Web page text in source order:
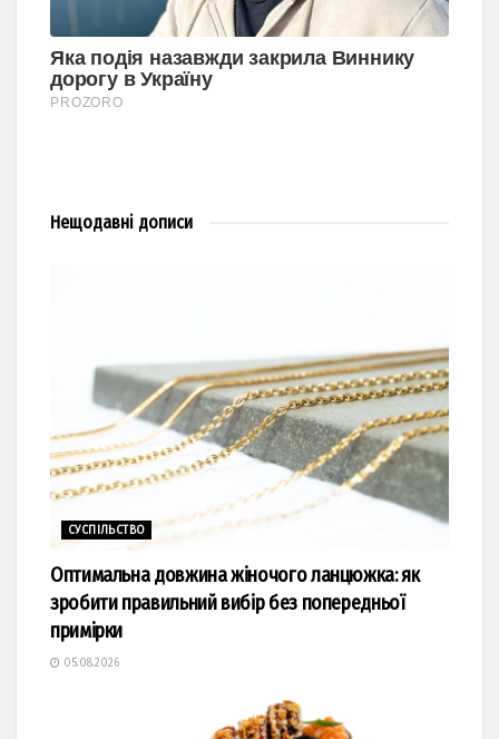
Нещодавні дописи
СУСПІЛЬСТВО
Оптимальна довжина жіночого ланцюжка: як
зробити правильний вибір без попередньої
примірки
05.08.2026